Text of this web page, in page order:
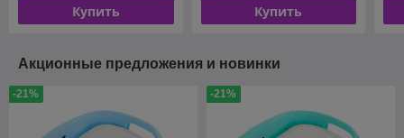
Купить Купить
Акционные предложения и новинки
-21% -21%